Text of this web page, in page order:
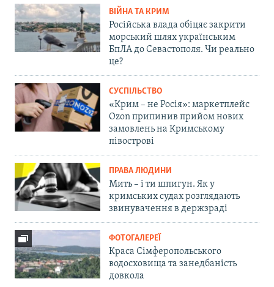
ВІЙНА ТА КРИМ
Російська влада обіцяє закрити
морський шлях українським
БпЛА до Севастополя. Чи реально
це?
СУСПІЛЬСТВО
«Крим – не Росія»: маркетплейс
Ozon припинив прийом нових
замовлень на Кримському
півострові
ПРАВА ЛЮДИНИ
Мить – і ти шпигун. Як у
кримських судах розглядають
звинувачення в держзраді
ФОТОГАЛЕРЕЇ
Краса Сімферопольського
водосховища та занедбаність
довкола